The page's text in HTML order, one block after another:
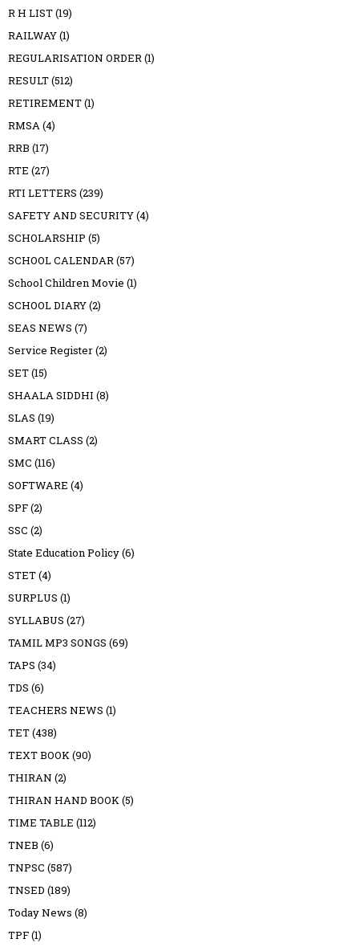
R H LIST(19)
RAILWAY(1)
REGULARISATION ORDER(1)
RESULT(512)
RETIREMENT(1)
RMSA(4)
RRB (17)
RTE (27)
RTI LETTERS (239)
SAFETY AND SECURITY(4)
SCHOLARSHIP (5)
SCHOOL CALENDAR(57)
School Children Movie (1)
SCHOOL DIARY(2)
SEAS NEWS (7)
Service Register(2)
SET(15)
SHAALA SIDDHI (8)
SLAS (19)
SMART CLASS (2)
SMC (116)
SOFTWARE (4)
SPF(2)
SSC (2)
State Education Policy(6)
STET(4)
SURPLUS (1)
SYLLABUS (27)
TAMIL MP3 SONGS (69)
TAPS (34)
TDS (6)
TEACHERS NEWS (1)
TET(438)
TEXT BOOK(90)
THIRAN (2)
THIRAN HAND BOOK(5)
TIME TABLE (112)
TNEB (6)
TNPSC (587)
TNSED (189)
Today News (8)
TPF(1)